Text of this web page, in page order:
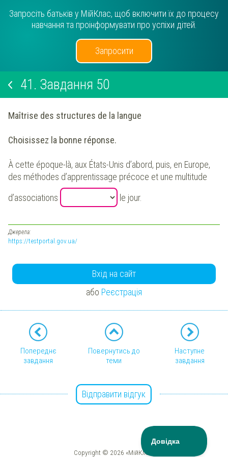
Запросіть батьків у МійКлас, щоб включити їх до процесу
навчання та проінформувати про успіхи дітей.
Запросити
41. Завдання 50
Maîtrise des structures de la langue
Choisissez la bonne réponse.
À cette époque-là, aux États-Unis d’abord, puis, en Europe,
des méthodes d’apprentissage précoce et une multitude
d’associations
le jour.
Джерела:
https://testportal.gov.ua/
Вхід на сайт
або Реєстрація
Попереднє
завдання
Повернутись до
теми
Наступне
завдання
Відправити відгук
Copyright © 2026 «МійКлас»